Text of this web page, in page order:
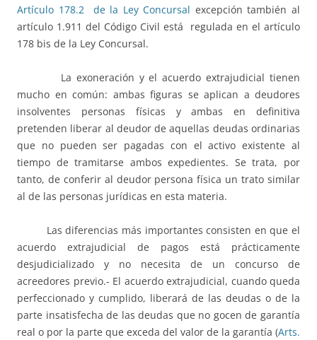
Artículo 178.2 de la Ley Concursal excepción también al
artículo 1.911 del Código Civil está regulada en el artículo
178 bis de la Ley Concursal.
La exoneración y el acuerdo extrajudicial tienen
mucho en común: ambas figuras se aplican a deudores
insolventes personas físicas y ambas en definitiva
pretenden liberar al deudor de aquellas deudas ordinarias
que no pueden ser pagadas con el activo existente al
tiempo de tramitarse ambos expedientes. Se trata, por
tanto, de conferir al deudor persona física un trato similar
al de las personas jurídicas en esta materia.
Las diferencias más importantes consisten en que el
acuerdo extrajudicial de pagos está prácticamente
desjudicializado y no necesita de un concurso de
acreedores previo.- El acuerdo extrajudicial, cuando queda
perfeccionado y cumplido, liberará de las deudas o de la
parte insatisfecha de las deudas que no gocen de garantía
real o por la parte que exceda del valor de la garantía (Arts.